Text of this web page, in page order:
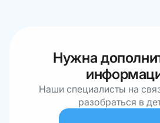
Нужна
Наши специалисты на
разобраться в